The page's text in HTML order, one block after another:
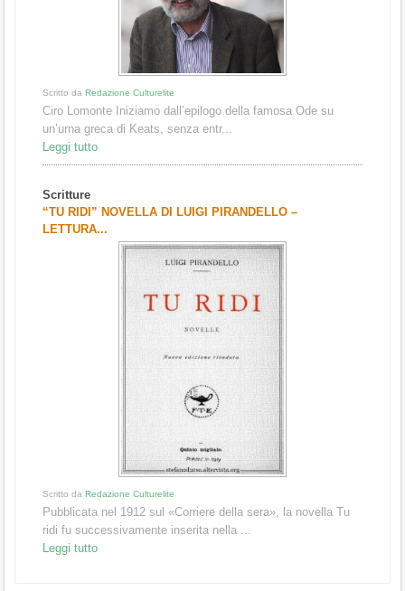
Scritto da Redazione Culturelite
Ciro Lomonte Iniziamo dall’epilogo della famosa Ode su
un’urna greca di Keats, senza entr...
Leggi tutto
Scritture
“TU RIDI” NOVELLA DI LUIGI PIRANDELLO –
LETTURA...
Scritto da Redazione Culturelite
Pubblicata nel 1912 sul «Corriere della sera», la novella Tu
ridi fu successivamente inserita nella ...
Leggi tutto